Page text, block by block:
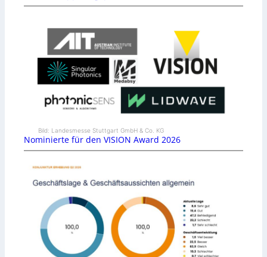
Bild: Landesmesse Stuttgart GmbH & Co. KG
Nominierte für den VISION Award 2026